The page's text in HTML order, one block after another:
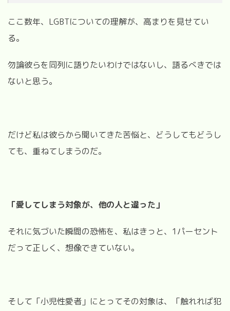
ここ数年、LGBTについての理解が、高まりを見せてい
る。
勿論彼らを同列に語りたいわけではないし、語るべきでは
ないと思う。
だけど私は彼らから聞いてきた苦悩と、どうしてもどうし
ても、重ねてしまうのだ。
「愛してしまう対象が、他の人と違った」
それに気づいた瞬間の恐怖を、私はきっと、1パーセント
だって正しく、想像できていない。
そして「小児性愛者」にとってその対象は、「触れれば犯